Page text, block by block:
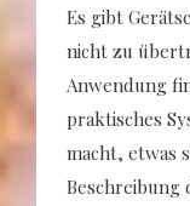
Es gibt
nicht zu
Anwendung
praktisches
macht, etwas
Beschreibung